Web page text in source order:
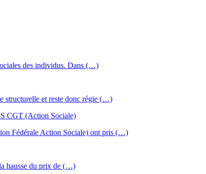
des individus. Dans (…)
structurelle et reste donc régie (…)
CGT (Action Sociale)
Fédérale Action Sociale) ont pris (…)
hausse du prix de (…)